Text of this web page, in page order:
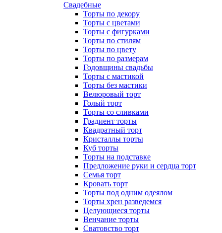
Свадебные
Торты по декору
Торты с цветами
Торты с фигурками
Торты по стилям
Торты по цвету
Торты по размерам
Годовщины свадьбы
Торты с мастикой
Торты без мастики
Велюровый торт
Голый торт
Торты со сливками
Градиент торты
Квадратный торт
Кристаллы торты
Куб торты
Торты на подставке
Предложение руки и сердца торт
Семья торт
Кровать торт
Торты под одним одеялом
Торты хрен разведемся
Целующиеся торты
Венчание торты
Сватовство торт